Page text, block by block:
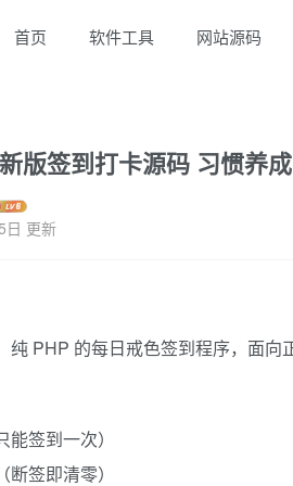
首页 软件工具 网站源码
版签到打卡源码 习惯养
日 更新
纯 PHP 的每日戒色签到程序，面
签到一次）
签即清零）